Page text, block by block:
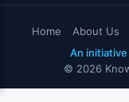
Home About Us
An
© 2026